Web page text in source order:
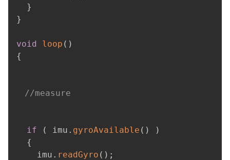
}
}
void loop ( )
{
//measure
if ( imu . gyroAvailable ( )
)
{
    imu
. readGyro ( ) ;